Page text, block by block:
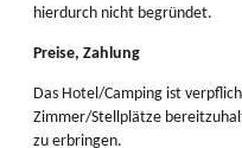
hierdurch nicht begründet.
Preise, Zahlung
Das Hotel/Camping ist
Zimmer/Stellplätze
zu erbringen.